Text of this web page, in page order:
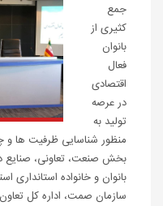
جمع
کثیری از
بانوان
فعال
اقتصادی
در عرصه
تولید به
منظور شناسایی ظرفیت ها و
بخش صنعت، تعاونی، صنایع
بانوان و خانواده استانداری
سازمان صمت، اداره کل